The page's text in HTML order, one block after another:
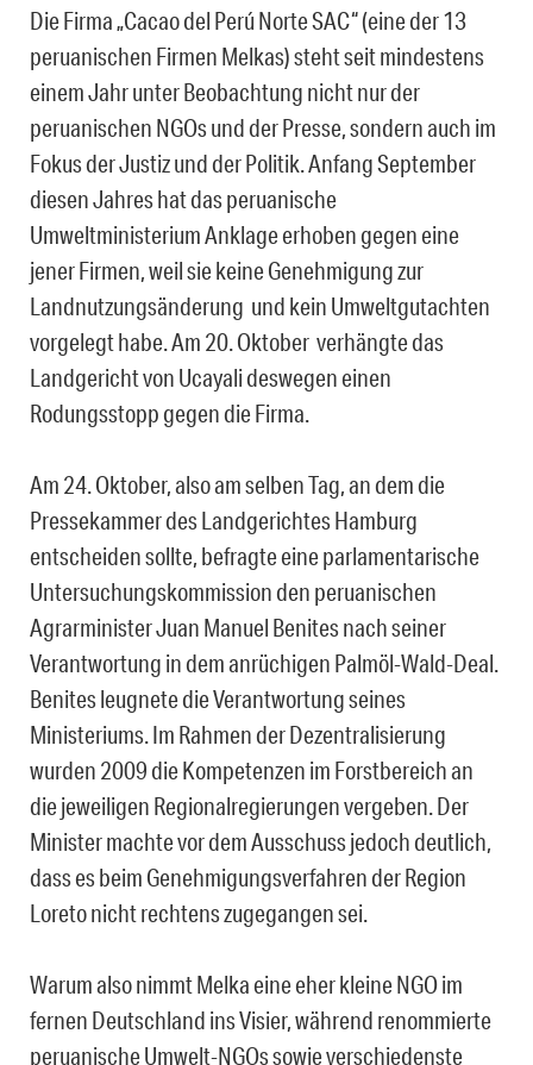
Die Firma „Cacao del Perú Norte SAC“ (eine der 13
peruanischen Firmen Melkas) steht seit mindestens
einem Jahr unter Beobachtung nicht nur der
peruanischen NGOs und der Presse, sondern auch im
Fokus der Justiz und der Politik. Anfang September
diesen Jahres hat das peruanische
Umweltministerium Anklage erhoben gegen eine
jener Firmen, weil sie keine Genehmigung zur
Landnutzungsänderung und kein Umweltgutachten
vorgelegt habe. Am 20. Oktober verhängte das
Landgericht von Ucayali deswegen einen
Rodungsstopp gegen die Firma.
Am 24. Oktober, also am selben Tag, an dem die
Pressekammer des Landgerichtes Hamburg
entscheiden sollte, befragte eine parlamentarische
Untersuchungskommission den peruanischen
Agrarminister Juan Manuel Benites nach seiner
Verantwortung in dem anrüchigen Palmöl-Wald-Deal.
Benites leugnete die Verantwortung seines
Ministeriums. Im Rahmen der Dezentralisierung
wurden 2009 die Kompetenzen im Forstbereich an
die jeweiligen Regionalregierungen vergeben. Der
Minister machte vor dem Ausschuss jedoch deutlich,
dass es beim Genehmigungsverfahren der Region
Loreto nicht rechtens zugegangen sei.
Warum also nimmt Melka eine eher kleine NGO im
fernen Deutschland ins Visier, während renommierte
peruanische Umwelt-NGOs sowie verschiedenste